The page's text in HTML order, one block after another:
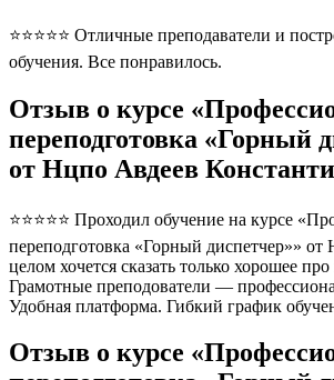
⭐⭐⭐⭐⭐ Отличные преподаватели и
обучения. Все понравилось.
Отзыв о курсе
переподготовка «Горный
от Нцпо Авдеев
⭐⭐⭐⭐⭐ Проходил обучение на курсе
переподготовка «Горный диспетчер»»
целом хочется сказать только хорошее
Грамотные преподователи —
Удобная платформа. Гибкий график
Отзыв о курсе